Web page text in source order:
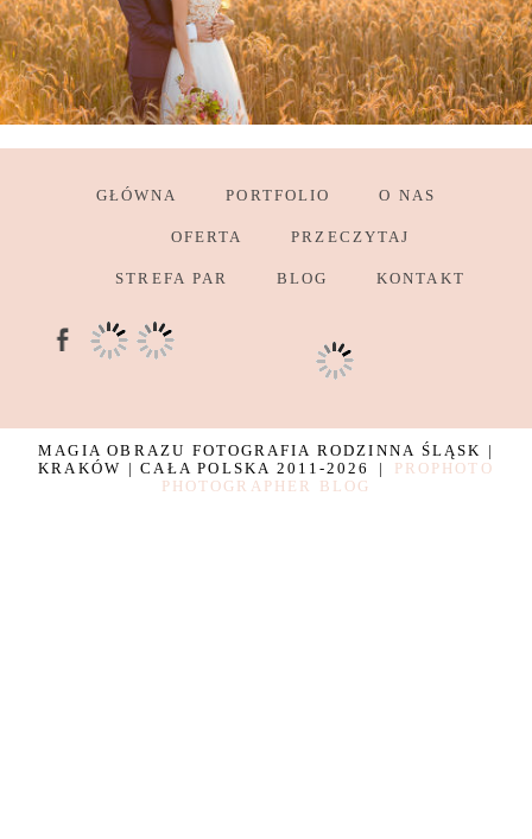
GŁÓWNA PORTFOLIO O NAS
OFERTA PRZECZYTAJ
STREFA PAR BLOG KONTAKT
MAGIA OBRAZU FOTOGRAFIA RODZINNA ŚLĄSK |
KRAKÓW | CAŁA POLSKA 2011-2026
|
PROPHOTO
PHOTOGRAPHER BLOG